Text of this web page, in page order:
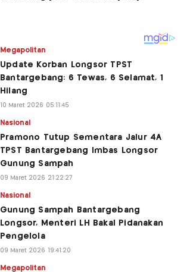
Megapolitan
Update Korban Longsor TPST
Bantargebang: 6 Tewas, 6 Selamat, 1
Hilang
10 Maret 2026 05:11:45
Nasional
Pramono Tutup Sementara Jalur 4A
TPST Bantargebang Imbas Longsor
Gunung Sampah
09 Maret 2026 21:22:27
Nasional
Gunung Sampah Bantargebang
Longsor, Menteri LH Bakal Pidanakan
Pengelola
09 Maret 2026 19:41:20
Megapolitan